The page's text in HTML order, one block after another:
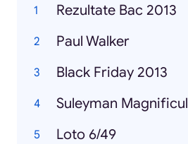
Rezultate Bac 2013
Paul Walker
Black Friday 2013
Suleyman Magnificul
Loto 6/49